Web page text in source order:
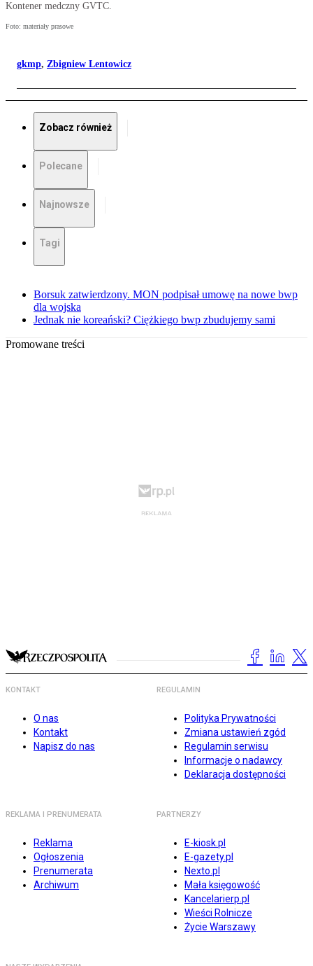
Kontener medczny GVTC.
Foto: materiały prasowe
gkmp, Zbigniew Lentowicz
Zobacz również
Polecane
Najnowsze
Tagi
Borsuk zatwierdzony. MON podpisał umowę na nowe bwp
dla wojska
Jednak nie koreański? Ciężkiego bwp zbudujemy sami
Promowane treści
KONTAKT
O nas
Kontakt
Napisz do nas
REGULAMIN
Polityka Prywatności
Zmiana ustawień zgód
Regulamin serwisu
Informacje o nadawcy
Deklaracja dostępności
REKLAMA I PRENUMERATA
Reklama
Ogłoszenia
Prenumerata
Archiwum
PARTNERZY
E-kiosk.pl
E-gazety.pl
Nexto.pl
Mała księgowość
Kancelarierp.pl
Wieści Rolnicze
Życie Warszawy